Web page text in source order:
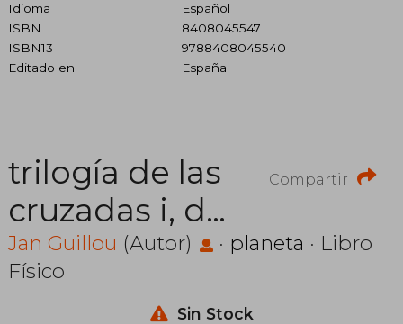
Idioma
Español
ISBN
8408045547
ISBN13
9788408045540
Editado en
España
Compartir
trilogía de las
cruzadas i, del
norte a
jerusalén
Jan Guillou (Autor) · planeta · Libro
Físico
Sin Stock